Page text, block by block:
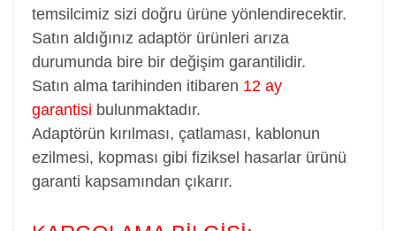
temsilcimiz sizi doğru ürüne yönlendirecektir.
Satın aldığınız adaptör ürünleri arıza
durumunda bire bir değişim garantilidir.
Satın alma tarihinden itibaren 12 ay
garantisi bulunmaktadır.
Adaptörün kırılması, çatlaması, kablonun
ezilmesi, kopması gibi fiziksel hasarlar ürünü
garanti kapsamından çıkarır.